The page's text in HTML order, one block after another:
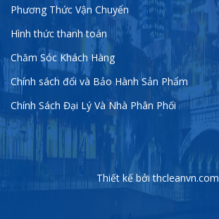
Phương Thức Vận Chuyển
Hình thức thanh toán
Chăm Sóc Khách Hàng
Chính sách đổi và Bảo Hành Sản Phẩm
Chính Sách Đại Lý Và Nhà Phân Phối
Thiết kế bởi thcleanvn.com